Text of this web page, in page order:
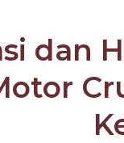
dan